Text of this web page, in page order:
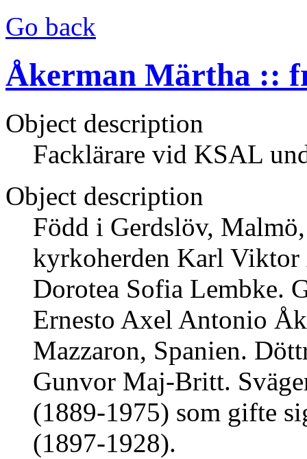
Go back
Åkerman Märtha ::
Object description
Facklärare vid KSAL
Object description
Född i Gerdslöv,
kyrkoherden Karl Viktor
Dorotea Sofia Lembke.
Ernesto Axel Antonio
Mazzaron, Spanien.
Gunvor Maj-Britt.
(1889-1975) som gifte
(1897-1928).